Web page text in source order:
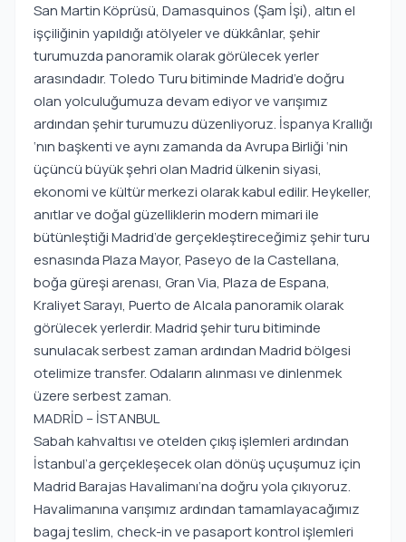
San Martin Köprüsü, Damasquinos (Şam İşi), altın el
işçiliğinin yapıldığı atölyeler ve dükkânlar, şehir
turumuzda panoramik olarak görülecek yerler
arasındadır. Toledo Turu bitiminde Madrid’e doğru
olan yolculuğumuza devam ediyor ve varışımız
ardından şehir turumuzu düzenliyoruz. İspanya Krallığı
‘nın başkenti ve aynı zamanda da Avrupa Birliği ‘nin
üçüncü büyük şehri olan Madrid ülkenin siyasi,
ekonomi ve kültür merkezi olarak kabul edilir. Heykeller,
anıtlar ve doğal güzelliklerin modern mimari ile
bütünleştiği Madrid’de gerçekleştireceğimiz şehir turu
esnasında Plaza Mayor, Paseyo de la Castellana,
boğa güreşi arenası, Gran Via, Plaza de Espana,
Kraliyet Sarayı, Puerto de Alcala panoramik olarak
görülecek yerlerdir. Madrid şehir turu bitiminde
sunulacak serbest zaman ardından Madrid bölgesi
otelimize transfer. Odaların alınması ve dinlenmek
üzere serbest zaman.
MADRİD – İSTANBUL
Sabah kahvaltısı ve otelden çıkış işlemleri ardından
İstanbul’a gerçekleşecek olan dönüş uçuşumuz için
Madrid Barajas Havalimanı’na doğru yola çıkıyoruz.
Havalimanına varışımız ardından tamamlayacağımız
bagaj teslim, check-in ve pasaport kontrol işlemleri